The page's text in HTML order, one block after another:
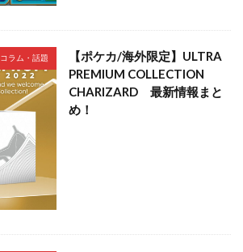
コラム・話題
【ポケカ/海外限定】ULTRA
PREMIUM COLLECTION
CHARIZARD 最新情報まと
め！